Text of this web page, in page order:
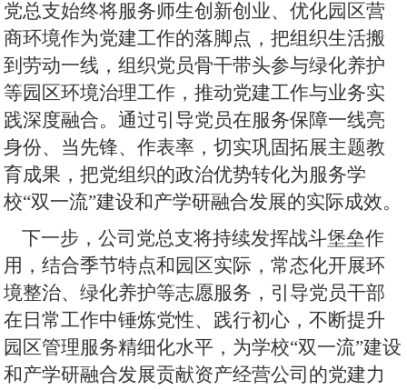
党总支始终将服务师生创新创业、优化园区营
商环境作为党建工作的落脚点，把组织生活搬
到劳动一线，组织党员骨干带头参与绿化养护
等园区环境治理工作，推动党建工作与业务实
践深度融合。通过引导党员在服务保障一线亮
身份、当先锋、作表率，切实巩固拓展主题教
育成果，把党组织的政治优势转化为服务学
校“双一流”建设和产学研融合发展的实际成效。
下一步，公司党总支将持续发挥战斗堡垒作
用，结合季节特点和园区实际，常态化开展环
境整治、绿化养护等志愿服务，引导党员干部
在日常工作中锤炼党性、践行初心，不断提升
园区管理服务精细化水平，为学校“双一流”建设
和产学研融合发展贡献资产经营公司的党建力